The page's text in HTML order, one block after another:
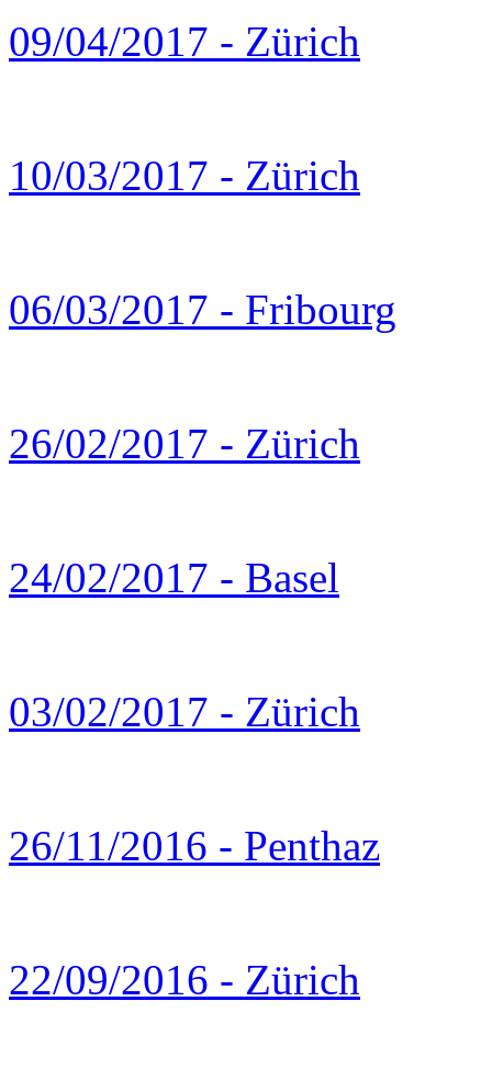
09/04/2017 - Zürich
10/03/2017 - Zürich
06/03/2017 - Fribourg
26/02/2017 - Zürich
24/02/2017 - Basel
03/02/2017 - Zürich
26/11/2016 - Penthaz
22/09/2016 - Zürich